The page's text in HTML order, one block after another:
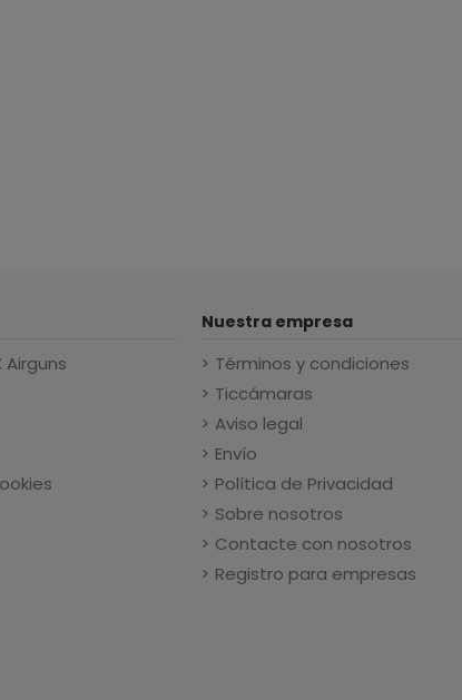
Airguns
Nuestra empresa
Términos y condiciones
Ticcámaras
Aviso legal
Envío
Política de Privacidad
Sobre nosotros
Contacte con nosotros
Registro para empresas